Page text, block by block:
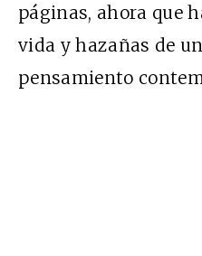
páginas, ahora que
vida y hazañas de
pensamiento